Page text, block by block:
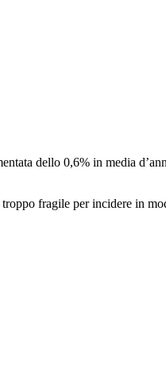
dello 0,6% in media
fragile per incidere in